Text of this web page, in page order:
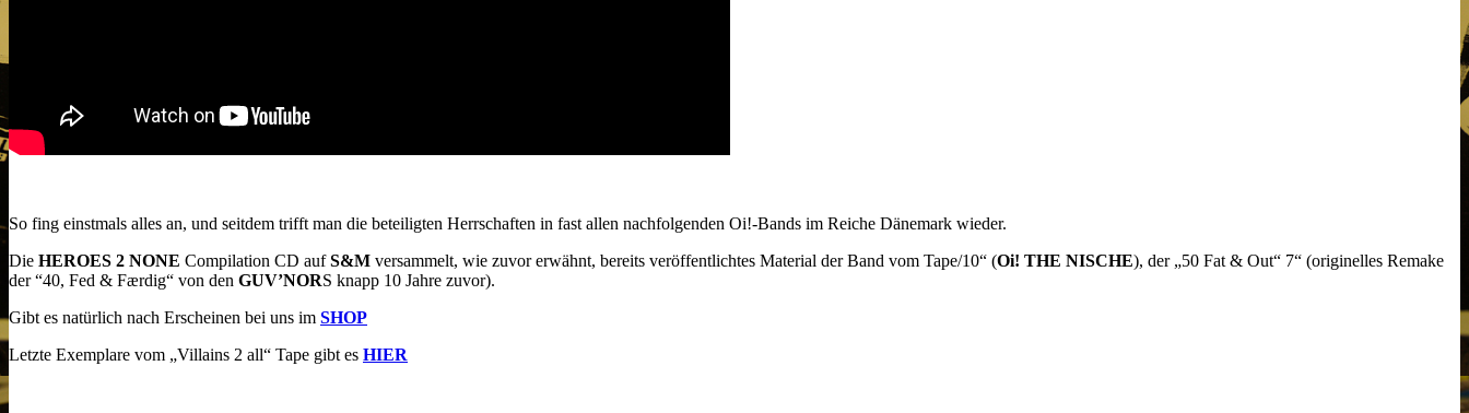
So fing einstmals alles an, und seitdem trifft man die beteiligten Herrschaften in fast allen nachfolgenden Oi!-Bands im Reiche Dänemark wieder.
Die HEROES 2 NONE Compilation CD aufS&M versammelt, wie zuvor erwähnt, bereits veröffentlichtes Material der Band vom Tape/10“ (Oi! THE NISCHE), der „50 Fat & Out“ 7“ (originelles Remake
der “40, Fed & Færdig“ von den GUV’NORS knapp 10 Jahre zuvor).
Gibt es natürlich nach Erscheinen bei uns im SHOP
Letzte Exemplare vom „Villains 2 all“ Tape gibt es HIER